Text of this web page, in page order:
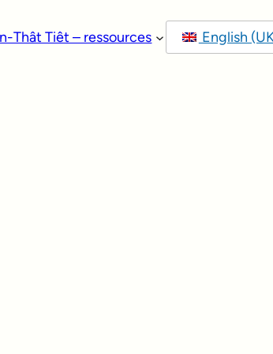
Thât Tiêt – ressources English